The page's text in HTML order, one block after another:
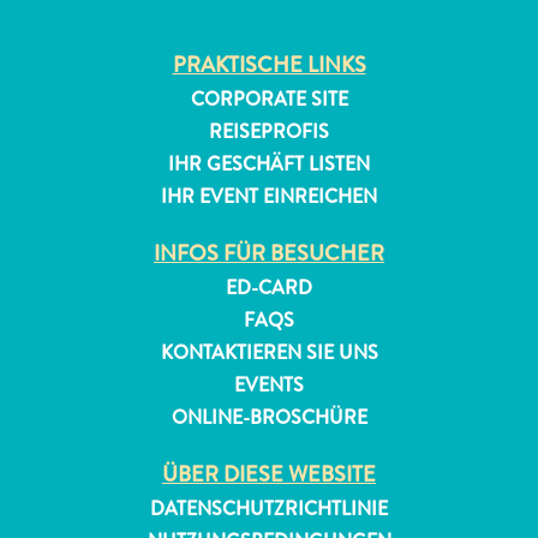
PRAKTISCHE LINKS
CORPORATE SITE
REISEPROFIS
IHR GESCHÄFT LISTEN
IHR EVENT EINREICHEN
INFOS FÜR BESUCHER
ED-CARD
FAQS
KONTAKTIEREN SIE UNS
EVENTS
ONLINE-BROSCHÜRE
ÜBER DIESE WEBSITE
DATENSCHUTZRICHTLINIE